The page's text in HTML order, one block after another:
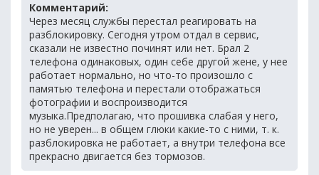
Комментарий:
Через месяц службы перестал реагировать на
разблокировку. Сегодня утром отдал в сервис,
сказали не известно починят или нет. Брал 2
телефона одинаковых, один себе другой жене, у нее
работает нормально, но что-то произошло с
памятью телефона и перестали отображаться
фотографии и воспроизводится
музыка.Предполагаю, что прошивка слабая у него,
но не уверен... в общем глюки какие-то с ними, т. к.
разблокировка не работает, а внутри телефона все
прекрасно двигается без тормозов.